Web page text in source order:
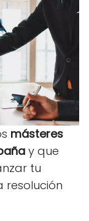
másteres
y que
tu
resolución